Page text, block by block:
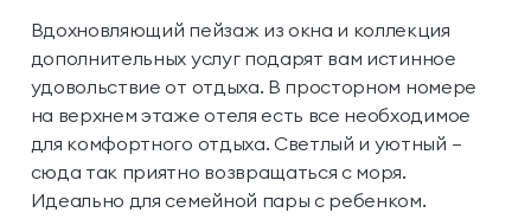
Вдохновляющий пейзаж из окна и коллекция
дополнительных услугподарят вам истинное
удовольствие от отдыха. В просторном номере
на верхнем этаже отеля есть все необходимое
для комфортного отдыха. Светлый и уютный —
сюда так приятно возвращаться с моря.
Идеально для семейной пары с ребенком.